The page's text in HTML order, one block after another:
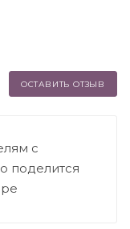
ОСТАВИТЬ ОТЗЫВ
с
поделится